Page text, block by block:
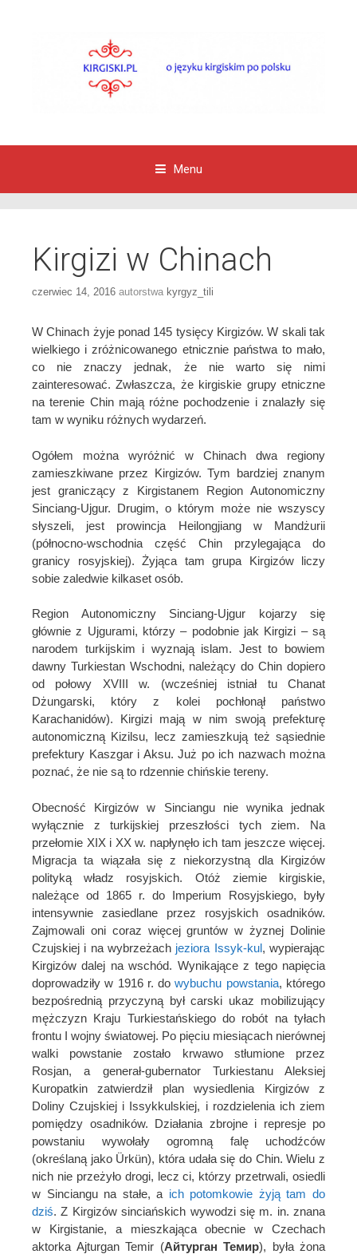
Menu
Kirgizi w Chinach
czerwiec 14, 2016 autorstwa kyrgyz_tili
W Chinach żyje ponad 145 tysięcy Kirgizów. W skali tak
wielkiego i zróżnicowanego etnicznie państwa to mało,
co nie znaczy jednak, że nie warto się nimi
zainteresować. Zwłaszcza, że kirgiskie grupy etniczne
na terenie Chin mają różne pochodzenie i znalazły się
tam w wyniku różnych wydarzeń.
Ogółem można wyróżnić w Chinach dwa regiony
zamieszkiwane przez Kirgizów. Tym bardziej znanym
jest graniczący z Kirgistanem Region Autonomiczny
Sinciang-Ujgur. Drugim, o którym może nie wszyscy
słyszeli, jest prowincja Heilongjiang w Mandżurii
(północno-wschodnia część Chin przylegająca do
granicy rosyjskiej). Żyjąca tam grupa Kirgizów liczy
sobie zaledwie kilkaset osób.
Region Autonomiczny Sinciang-Ujgur kojarzy się
głównie z Ujgurami, którzy – podobnie jak Kirgizi – są
narodem turkijskim i wyznają islam. Jest to bowiem
dawny Turkiestan Wschodni, należący do Chin dopiero
od połowy XVIII w. (wcześniej istniał tu Chanat
Dżungarski, który z kolei pochłonął państwo
Karachanidów). Kirgizi mają w nim swoją prefekturę
autonomiczną Kizilsu, lecz zamieszkują też sąsiednie
prefektury Kaszgar i Aksu. Już po ich nazwach można
poznać, że nie są to rdzennie chińskie tereny.
Obecność Kirgizów w Sinciangu nie wynika jednak
wyłącznie z turkijskiej przeszłości tych ziem. Na
przełomie XIX i XX w. napłynęło ich tam jeszcze więcej.
Migracja ta wiązała się z niekorzystną dla Kirgizów
polityką władz rosyjskich. Otóż ziemie kirgiskie,
należące od 1865 r. do Imperium Rosyjskiego, były
intensywnie zasiedlane przez rosyjskich osadników.
Zajmowali oni coraz więcej gruntów w żyznej Dolinie
Czujskiej i na wybrzeżach jeziora Issyk-kul, wypierając
Kirgizów dalej na wschód. Wynikające z tego napięcia
doprowadziły w 1916 r. dowybuchu powstania, którego
bezpośrednią przyczyną był carski ukaz mobilizujący
mężczyzn Kraju Turkiestańskiego do robót na tyłach
frontu I wojny światowej. Po pięciu miesiącach nierównej
walki powstanie zostało krwawo stłumione przez
Rosjan, a generał-gubernator Turkiestanu Aleksiej
Kuropatkin zatwierdził plan wysiedlenia Kirgizów z
Doliny Czujskiej i Issykkulskiej, i rozdzielenia ich ziem
pomiędzy osadników. Działania zbrojne i represje po
powstaniu wywołały ogromną falę uchodźców
(określaną jako Ürkün), która udała się do Chin. Wielu z
nich nie przeżyło drogi, lecz ci, którzy przetrwali, osiedli
w Sinciangu na stałe, a ich potomkowie żyją tam do
dziś. Z Kirgizów sinciańskich wywodzi się m. in. znana
w Kirgistanie, a mieszkająca obecnie w Czechach
aktorka Ajturgan Temir (Айтурган Темир), była żona